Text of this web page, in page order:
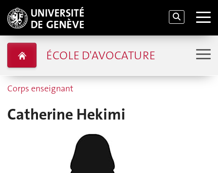
ÉCOLE D'AVOCATURE
Corps enseignant
Catherine Hekimi